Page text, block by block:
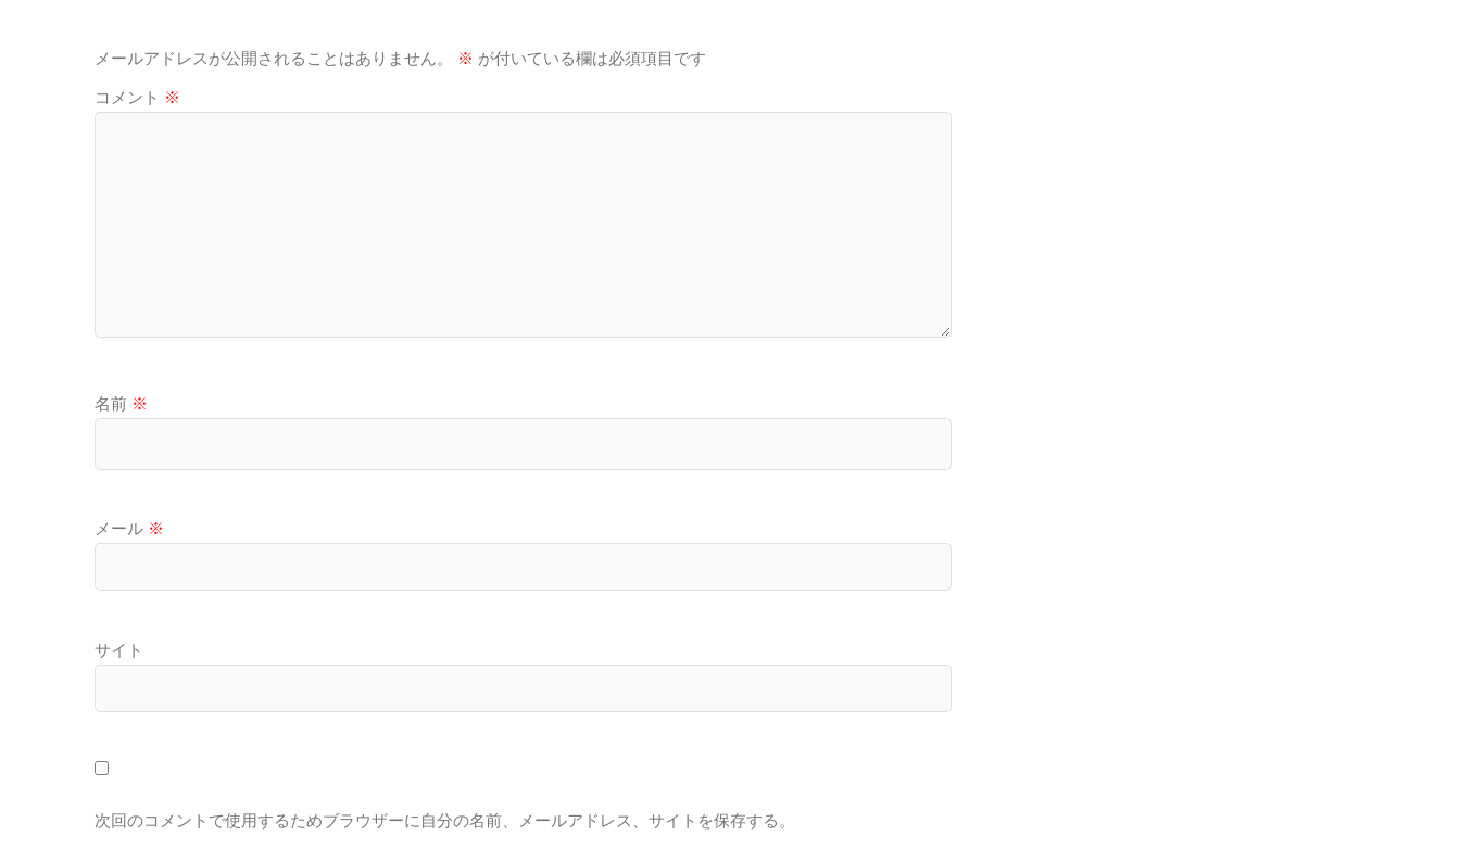
メールアドレスが公開されることはありません。 ※ が付いている欄は必須項目です
コメント ※
名前 ※
メール ※
サイト
次回のコメントで使用するためブラウザーに自分の名前、メールアドレス、サイトを保存する。